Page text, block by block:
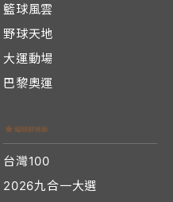
籃球風雲
野球天地
大運動場
巴黎奧運
台灣100
2026九合一大選